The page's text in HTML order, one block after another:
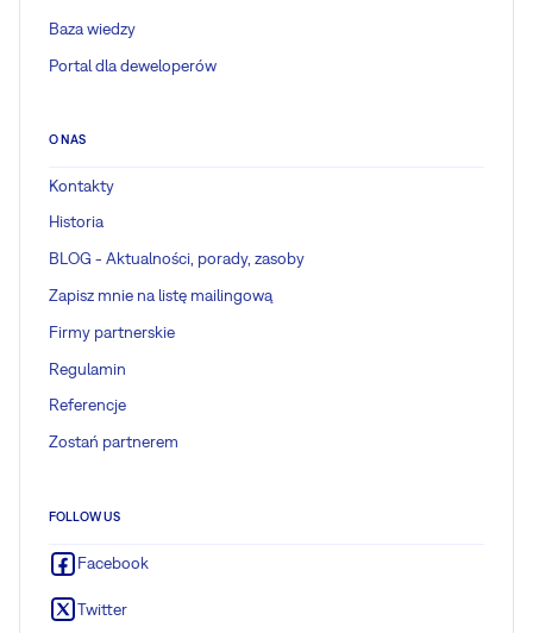
Baza wiedzy
Portal dla deweloperów
O NAS
Kontakty
Historia
BLOG - Aktualności, porady, zasoby
Zapisz mnie na listę mailingową
Firmy partnerskie
Regulamin
Referencje
Zostań partnerem
FOLLOW US
Facebook
Twitter